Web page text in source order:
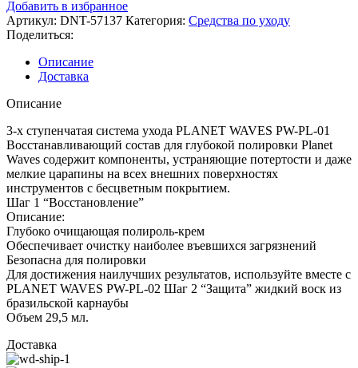
Добавить в избранное
Артикул: DNT-57137 Категория: Средства по уходу
Поделиться:
Описание
Доставка
Описание
3-х ступенчатая система ухода PLANET WAVES PW-PL-01
Восстанавливающий состав для глубокой полировки Planet
Waves содержит компоненты, устраняющие потертости и даже
мелкие царапины на всех внешних поверхностях
инструментов с бесцветным покрытием.
Шаг 1 “Восстановление”
Описание:
Глубоко очищающая полироль-крем
Обеспечивает очистку наиболее въевшихся загрязнений
Безопасна для полировки
Для достижения наилучших результатов, используйте вместе с
PLANET WAVES PW-PL-02 Шаг 2 “Защита” жидкий воск из
бразильской карнаубы
Объем 29,5 мл.
Доставка